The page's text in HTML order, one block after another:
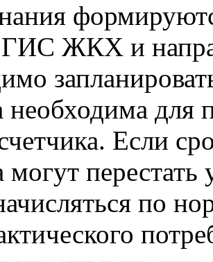
ЖКХ и
необходима для
Если
перестать
по